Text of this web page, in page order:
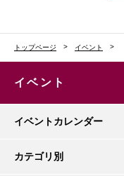
トップページ イベント
イベント
イベントカレンダー
カテゴリ別